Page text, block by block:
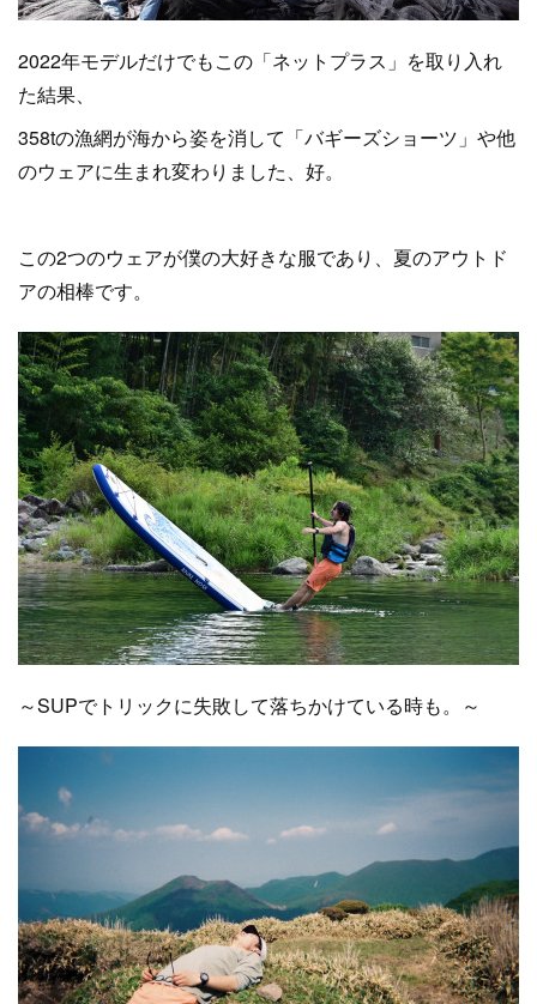
2022年モデルだけでもこの「ネットプラス」を取り入れ
た結果、
358tの漁網が海から姿を消して「バギーズショーツ」や他
のウェアに生まれ変わりました、好。
この2つのウェアが僕の大好きな服であり、夏のアウトド
アの相棒です。
～SUPでトリックに失敗して落ちかけている時も。～